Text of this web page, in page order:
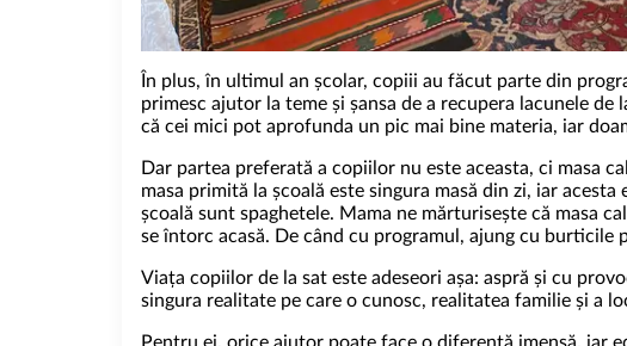
În plus, în ultimul an școlar, copiii au făcut parte din
primesc ajutor la teme și șansa de a recupera lacunele
că cei mici pot aprofunda un pic mai bine materia, iar
Dar partea preferată a copiilor nu este aceasta, ci masa
masa primită la școală este singura masă din zi, iar
școală sunt spaghetele. Mama ne mărturisește că masa
se întorc acasă. De când cu programul, ajung cu burticile
Viața copiilor de la sat este adeseori așa: aspră și cu
singura realitate pe care o cunosc, realitatea familie și a
Pentru ei, orice ajutor poate face o diferență imensă, iar